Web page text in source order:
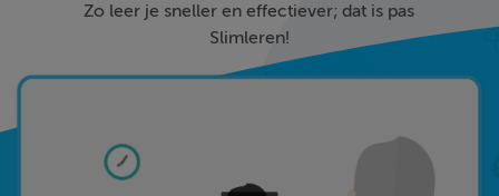
Zo leer je sneller en effectiever; dat is pas
Slimleren!